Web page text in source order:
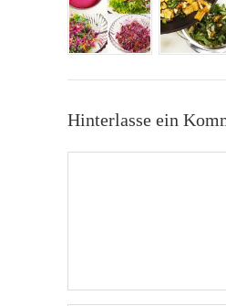
Hinterlasse ein